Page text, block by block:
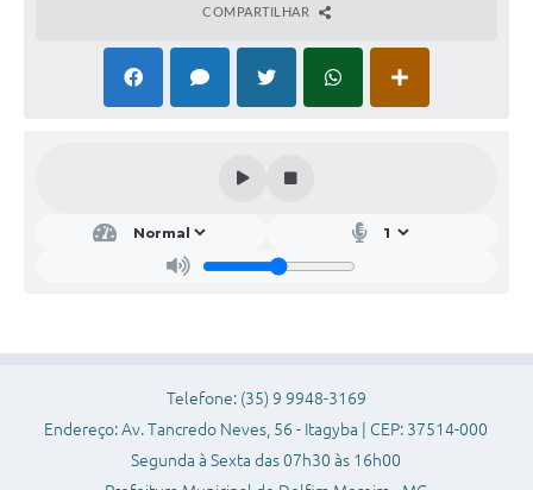
COMPARTILHAR
Telefone: (35) 9 9948-3169
Endereço: Av. Tancredo Neves, 56 - Itagyba | CEP: 37514-000
Segunda à Sexta das 07h30 às 16h00